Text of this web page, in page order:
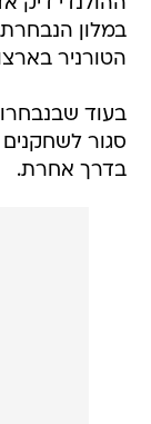
במלון
הטורניר
בעוד
סגור
בדרך אחרת.